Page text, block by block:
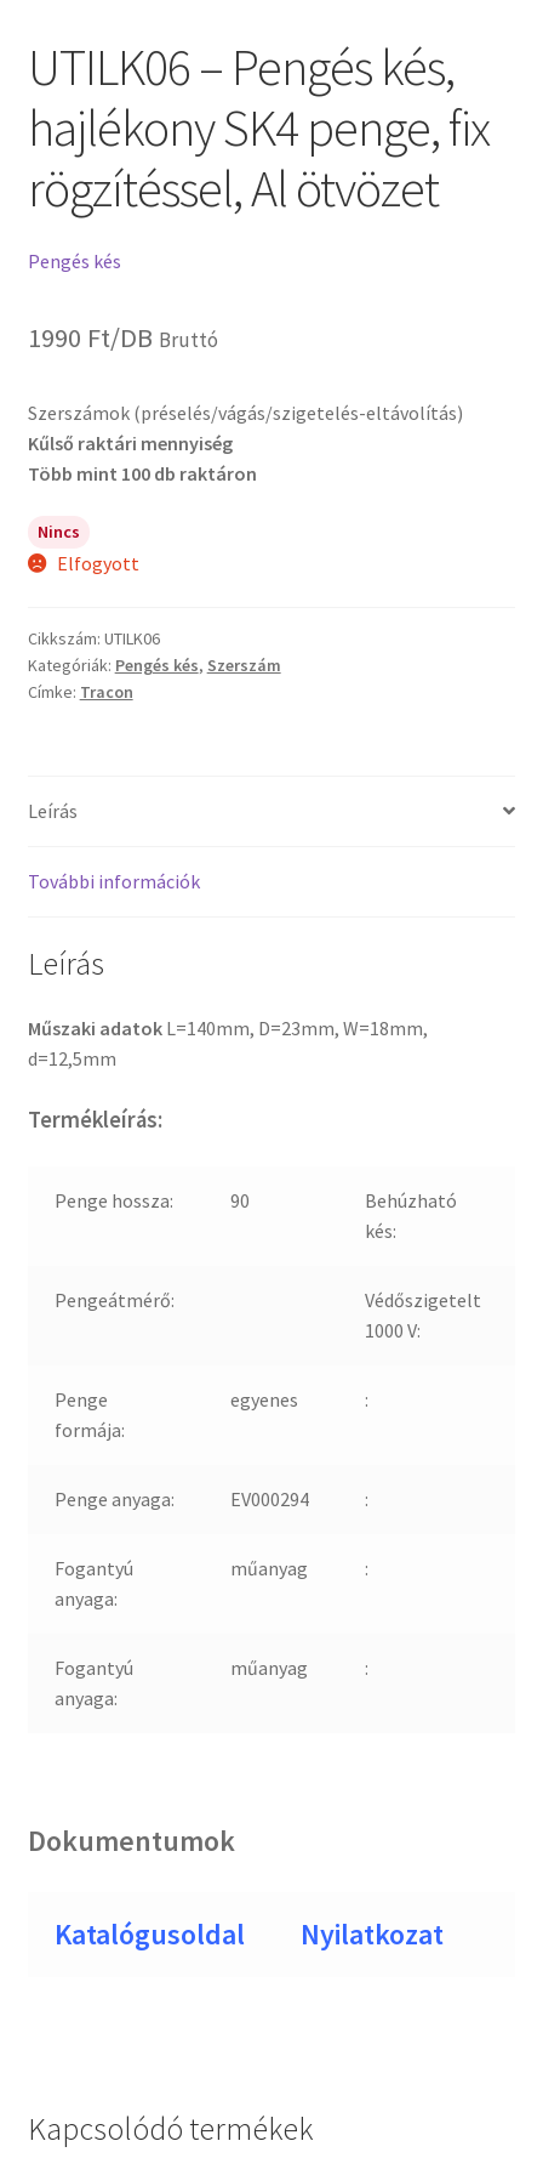
UTILK06 – Pengés kés,
hajlékony SK4 penge, fix
rögzítéssel, Al ötvözet
Pengés kés
1990 Ft/DB Bruttó
Szerszámok (préselés/vágás/szigetelés-eltávolítás)
Kűlső raktári mennyiség
Több mint 100 db raktáron
Nincs
Elfogyott
Cikkszám: UTILK06
Kategóriák: Pengés kés, Szerszám
Címke: Tracon
Leírás
További információk
Leírás
Műszaki adatok L=140mm, D=23mm, W=18mm,
d=12,5mm
Termékleírás:
Penge hossza: 90
Behúzható
kés:
Pengeátmérő:
Védőszigetelt
1000 V:
Penge
formája:
egyenes :
Penge anyaga: EV000294 :
Fogantyú
anyaga:
műanyag :
Fogantyú
anyaga:
műanyag :
Dokumentumok
Katalógusoldal Nyilatkozat
Kapcsolódó termékek